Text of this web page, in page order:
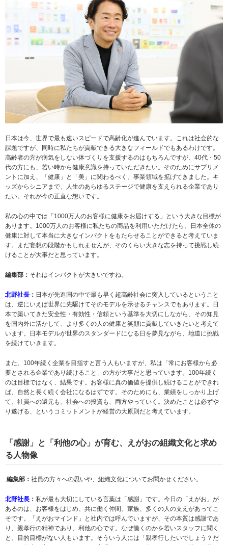
日本は今、世界で最も速いスピードで高齢化が進んでいます。これは社会的な
課題ですが、同時に私たちが貢献できる大きなフィールドでもあるわけです。
高齢者の方が病気をしない体づくりを支援するのはもちろんですが、40代・50
代の方にも、若い時から健康意識を持っていただきたい。そのためにサプリメ
ントに加え、「健康」と「美」に関わるべく、事業領域を拡げてきました。キ
ッズからシニアまで、人生のあらゆるステージで健康を支えられる企業であり
たい。それが今の正直な想いです。
私の心の中では「1000万人のお客様に健康をお届けする」という大きな目標が
あります。1000万人のお客様に私たちの商品を利用いただけたら、日本全体の
健康に対して本当に大きなインパクトをもたらせることができると考えていま
す。まだ妄想の段階かもしれませんが、そのくらい大きな志を持って挑戦し続
けることが大事だと思っています。
編集部： それはインパクトが大きいですね。
北野社長 ： 日本が先進国の中で最も早く超高齢社会に突入しているということ
は、逆にいえば世界に先駆けてそのモデルを示せるチャンスでもあります。日
本で築いてきた安全性・有効性・信頼という基準を大切にしながら、その知見
を国内外に活かして、より多くの人の健康と笑顔に貢献していきたいと考えて
います。日本モデルが世界のスタンダードになる日を夢見ながら、地道に挑戦
を続けていきます。
また、100年続く企業を目指すと言う人もいますが、私は「常にお客様から必
要とされる企業であり続けること」の方が大事だと思っています。100年続く
のは目標ではなく、結果です。お客様に真の価値を提供し続けることができれ
ば、自然と長く続く会社になるはずです。そのためにも、業績をしっかり上げ
て、社員への還元も、社会への投資も、両方やっていく。決めたことは必ずや
り遂げる、というコミットメントが経営の大原則だと考えています。
「感謝」と「利他の心」が育む、えがおの組織文化と求め
る人物像
編集部： 社員の方々への思いや、組織文化についてお聞かせください。
北野社長 ： 私が最も大切にしている言葉は「感謝」です。今日の「えがお」が
あるのは、お客様をはじめ、共に働く仲間、家族、多くの人の支えがあってこ
そです。「えがおマインド」と社内では呼んでいますが、その本質は感謝であ
り、親孝行の精神であり、利他の心です。なぜ働くのかを若いスタッフに聞く
と、目的目標がない人もいます。そういう人には「親孝行したいでしょう？だ